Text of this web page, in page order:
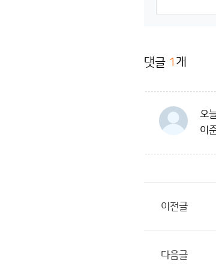
댓글 1 개
오
이
이전글
다음글